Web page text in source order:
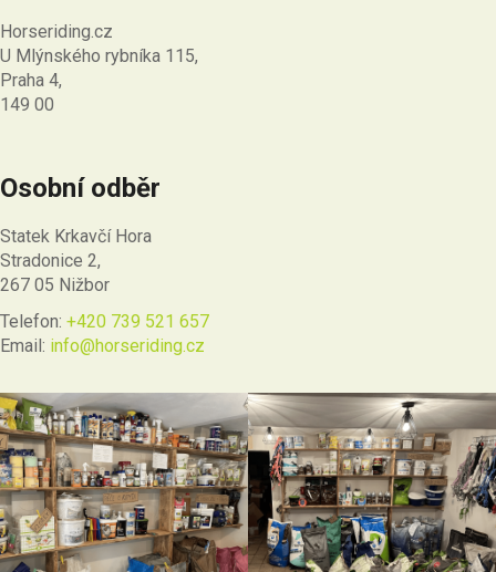
Horseriding.cz
U Mlýnského rybníka 115,
Praha 4,
149 00
Osobní odběr
Statek Krkavčí Hora
Stradonice 2,
267 05 Nižbor
Telefon: +420 739 521 657
Email: info@horseriding.cz